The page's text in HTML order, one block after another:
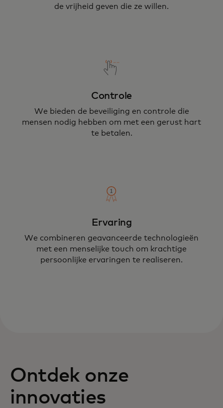
de vrijheid geven die ze willen.
Controle
We bieden de beveiliging en controle die
mensen nodig hebben om met een gerust hart
te betalen.
Ervaring
We combineren geavanceerde technologieën
met een menselijke touch om krachtige
persoonlijke ervaringen te realiseren.
Ontdek onze
innovaties